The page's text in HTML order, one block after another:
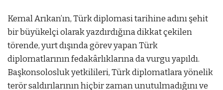
Kemal Arıkan’ın, Türk diplomasi tarihine adını şehit
bir büyükelçi olarak yazdırdığına dikkat çekilen
törende, yurt dışında görev yapan Türk
diplomatlarının fedakârlıklarına da vurgu yapıldı.
Başkonsolosluk yetkilileri, Türk diplomatlara yönelik
terör saldırılarının hiçbir zaman unutulmadığını ve